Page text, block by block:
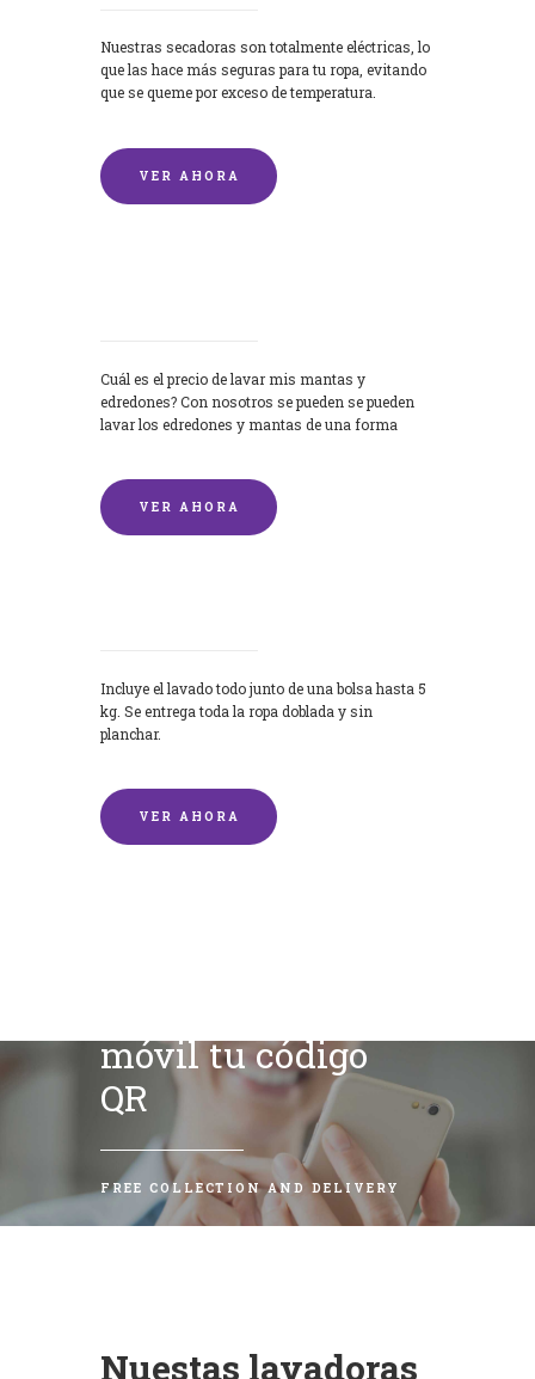
Nuestras secadoras son totalmente eléctricas, lo
que las hace más seguras para tu ropa, evitando
que se queme por exceso de temperatura.
VER AHORA
Cuál es el precio de lavar mis mantas y
edredones? Con nosotros se pueden se pueden
lavar los edredones y mantas de una forma
VER AHORA
Incluye el lavado todo junto de una bolsa hasta 5
kg. Se entrega toda la ropa doblada y sin
planchar.
VER AHORA
móvil tu código
QR
FREE COLLECTION AND DELIVERY
Nuestas lavadoras